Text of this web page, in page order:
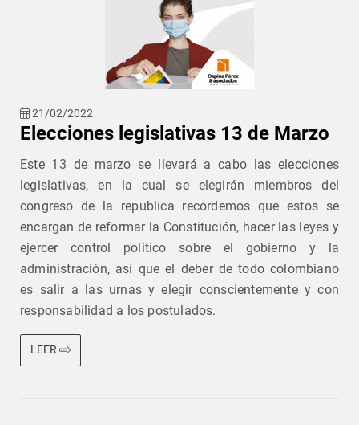
21/02/2022
Elecciones legislativas 13 de Marzo
Este 13 de marzo se llevará a cabo las elecciones
legislativas, en la cual se elegirán miembros del
congreso de la republica recordemos que estos se
encargan de reformar la Constitución, hacer las leyes y
ejercer control político sobre el gobierno y la
administración, así que el deber de todo colombiano
es salir a las urnas y elegir conscientemente y con
responsabilidad a los postulados.
LEER